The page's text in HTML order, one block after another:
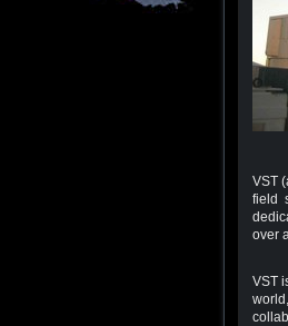
VST
field
over
VST